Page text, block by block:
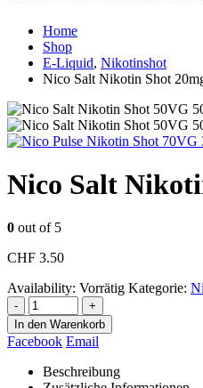
Home
Shop
E-Liquid, Nikotinshot
Nico Salt Nikotin Shot
Nico Salt
0 out of 5
CHF 3.50
Availability: Vorrätig Kategorie:
-
+
In den Warenkorb
Facebook Email
Beschreibung